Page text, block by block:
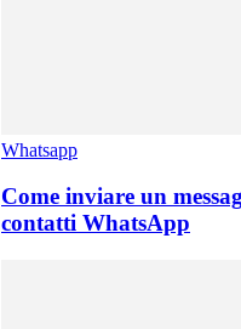
Whatsapp
Come inviare un
contatti WhatsApp